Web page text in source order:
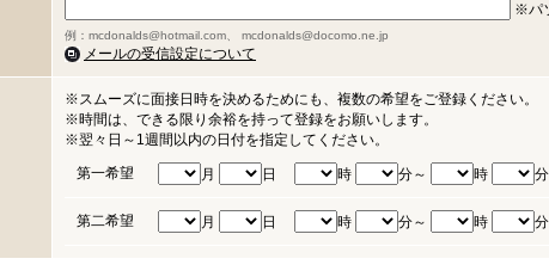
※パ
例：mcdonalds@hotmail.com、 mcdonalds@docomo.ne.jp
メールの受信設定について
※スムーズに面接日時を決めるためにも、複数の希望をご登録ください。
※時間は、できる限り余裕を持って登録をお願いします。
※翌々日～1週間以内の日付を指定してください。
第一希望
月 日 時 分～ 時 分
第二希望 月 日 時 分～ 時 分